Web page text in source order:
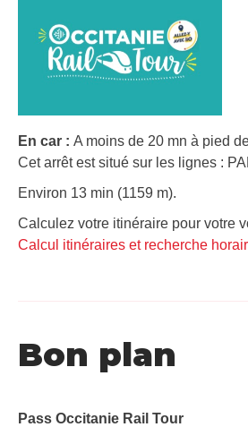
En car : A moins de 20 mn à pied
Cet arrêt est situé sur les lignes :
Environ 13 min (1159 m).
Calculez votre itinéraire pour votre
Calcul itinéraires et recherche
Bon plan
Pass Occitanie Rail Tour​